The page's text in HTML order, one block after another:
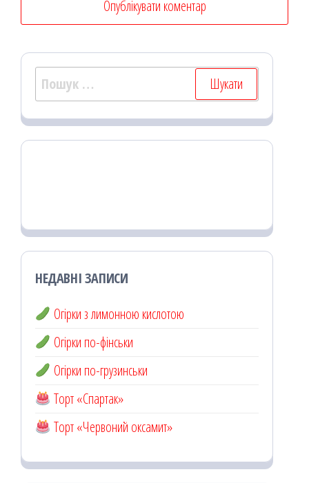
Пошук:
НЕДАВНІ ЗАПИСИ
Огірки з лимонною кислотою
Огірки по-фінськи
Огірки по-грузинськи
Торт «Спартак»
Торт «Червоний оксамит»